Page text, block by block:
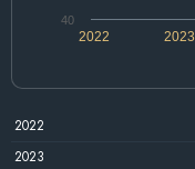
2022 2023
40
2022
2023